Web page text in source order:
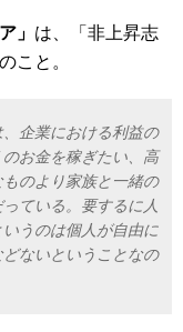
」 は、「非上昇志
こと。
、企業における利益の
お金を稼ぎたい、高
のより家族と一緒の
ている。要するに人
うのは個人が自由に
ないということなの